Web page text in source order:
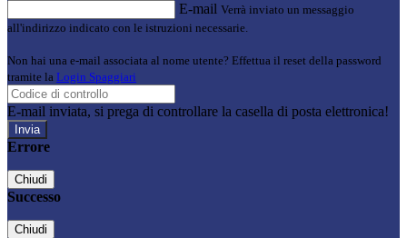
E-mail Verrà inviato un messaggio
all'indirizzo indicato con le istruzioni necessarie.
Non hai una e-mail associata al nome utente? Effettua il reset della password
tramite la Login Spaggiari
E-mail inviata, si prega di controllare la casella di posta elettronica!
Errore
Chiudi
Successo
Chiudi